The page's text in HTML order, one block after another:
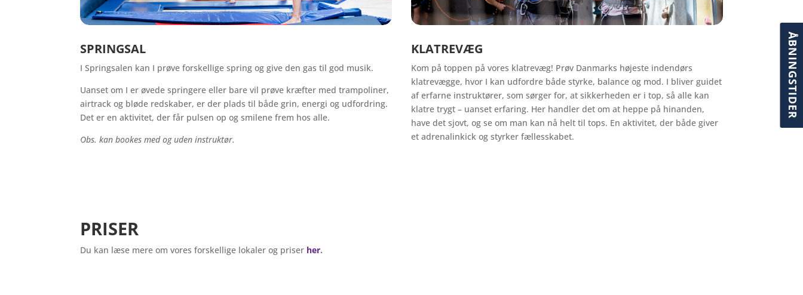
ÅBNINGSTIDER
SPRINGSAL
I Springsalen kan I prøve forskellige spring og give den gas til god musik.
Uanset om I er øvede springere eller bare vil prøve kræfter med trampoliner,
airtrack og bløde redskaber, er der plads til både grin, energi og udfordring.
Det er en aktivitet, der får pulsen op og smilene frem hos alle.
Obs. kan bookes med og uden instruktør.
KLATREVÆG
Kom på toppen på vores klatrevæg! Prøv Danmarks højeste indendørs
klatrevægge, hvor I kan udfordre både styrke, balance og mod. I bliver guidet
af erfarne instruktører, som sørger for, at sikkerheden er i top, så alle kan
klatre trygt – uanset erfaring. Her handler det om at heppe på hinanden,
have det sjovt, og se om man kan nå helt til tops. En aktivitet, der både giver
et adrenalinkick og styrker fællesskabet.
PRISER
Du kan læse mere om vores forskellige lokaler og priser her.